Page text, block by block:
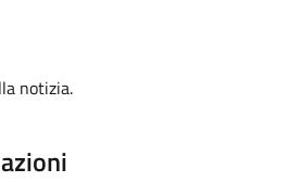
notizia.